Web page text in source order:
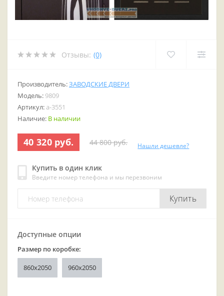
Отзывы: (0)
Производитель:ЗАВОДСКИЕ ДВЕРИ
Модель: 9809
Артикул: a-3551
Наличие: В наличии
40 320 руб. 44 800 руб. Нашли дешевле?
Купить в один клик
Введите номер телефона и мы перезвоним
Купить
Доступные опции
Размер по коробке:
860x2050 960x2050